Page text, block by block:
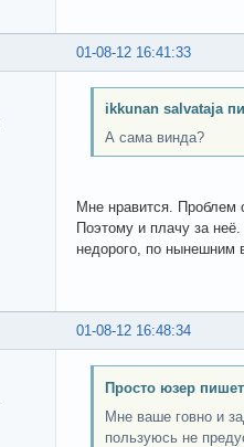
01-08-12 16:41:33
ikkunan salvataja
А сама винда?
Мне нравится. Проблем
Поэтому и плачу за
недорого, по нынешним
01-08-12 16:48:34
Просто юзер
Мне ваше говно и
пользуюсь не